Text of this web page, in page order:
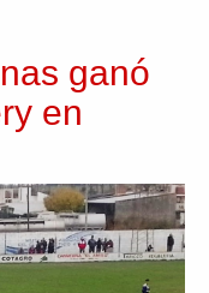
ganó
en